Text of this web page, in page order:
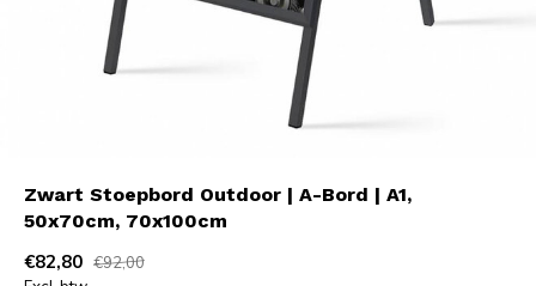
Zwart Stoepbord Outdoor | A-Bord | A1,
50x70cm, 70x100cm
€82,80 €92,00